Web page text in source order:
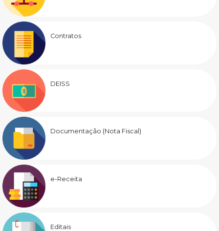
Contratos
DEISS
Documentação (Nota Fiscal)
e-Receita
Editais